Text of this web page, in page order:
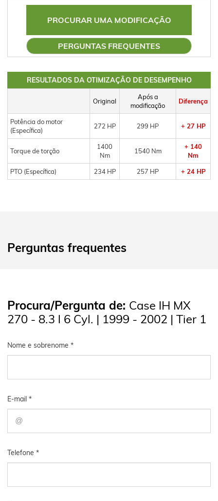
PROCURAR UMA MODIFICAÇÃO
PERGUNTAS FREQUENTES
RESULTADOS DA OTIMIZAÇÃO DE DESEMPENHO
Original
Após a
modificação
Diferença
Potência do motor
(Específica)
272 HP 299 HP + 27 HP
Torque de torção
1400
Nm
1540 Nm
+ 140
Nm
PTO (Específica) 234 HP 257 HP + 24 HP
Perguntas frequentes
Procura/Pergunta de: Case IH MX
270 - 8.3 l 6 Cyl. | 1999 - 2002 | Tier 1
Nome e sobrenome *
E-mail *
Telefone *